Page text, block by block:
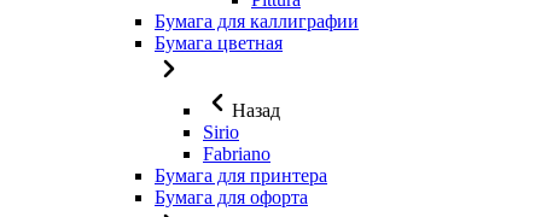
Бумага для каллиграфии
Бумага цветная
Назад
Sirio
Fabriano
Бумага для принтера
Бумага для офорта